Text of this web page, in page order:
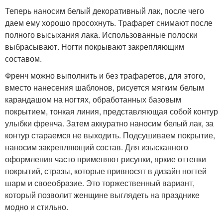
Теперь наносим белый декоративный лак, после чего
даем ему хорошо просохнуть. Трафарет снимают после
полного высыхания лака. Использованные полоски
выбрасывают. Ногти покрывают закрепляющим
составом.
Френч можно выполнить и без трафаретов, для этого,
вместо нанесения шаблонов, рисуется мягким белым
карандашом на ногтях, обработанных базовым
покрытием, тонкая линия, представляющая собой контур
улыбки френча. Затем аккуратно наносим белый лак, за
контур стараемся не выходить. Подсушиваем покрытие,
наносим закрепляющий состав. Для изысканного
оформления часто применяют рисунки, яркие оттенки
покрытий, стразы, которые привносят в дизайн ногтей
шарм и своеобразие. Это торжественный вариант,
который позволит женщине выглядеть на празднике
модно и стильно.